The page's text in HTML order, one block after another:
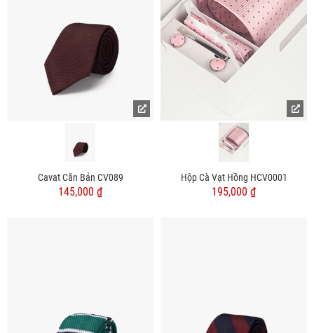
Cavat Căn Bản CV089
145,000 ₫
Hộp Cà Vạt Hồng HCV0001
195,000 ₫